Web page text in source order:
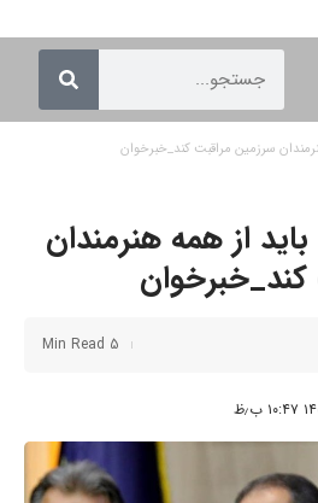
سرزمین مراقبت کند_خبرخوان
از همه هنرمندان
5 Min Read